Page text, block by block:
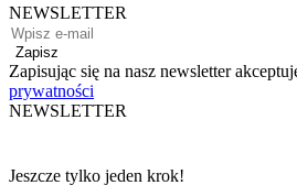
NEWSLETTER
Zapisz
Zapisując się na nasz newsletter
prywatności
NEWSLETTER
Jeszcze tylko jeden krok!